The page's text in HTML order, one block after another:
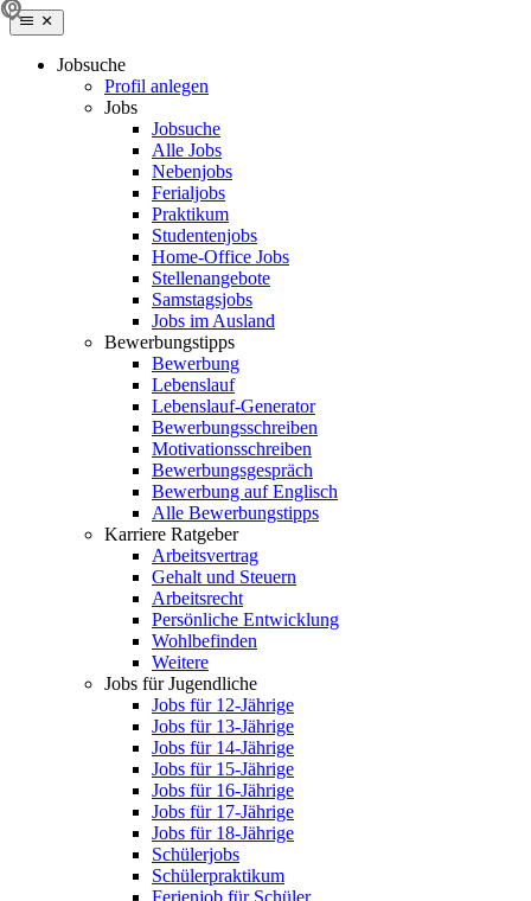
Jobsuche
Profil anlegen
Jobs
Jobsuche
Alle Jobs
Nebenjobs
Ferialjobs
Praktikum
Studentenjobs
Home-Office Jobs
Stellenangebote
Samstagsjobs
Jobs im Ausland
Bewerbungstipps
Bewerbung
Lebenslauf
Lebenslauf-Generator
Bewerbungsschreiben
Motivationsschreiben
Bewerbungsgespräch
Bewerbung auf Englisch
Alle Bewerbungstipps
Karriere Ratgeber
Arbeitsvertrag
Gehalt und Steuern
Arbeitsrecht
Persönliche Entwicklung
Wohlbefinden
Weitere
Jobs für Jugendliche
Jobs für 12-Jährige
Jobs für 13-Jährige
Jobs für 14-Jährige
Jobs für 15-Jährige
Jobs für 16-Jährige
Jobs für 17-Jährige
Jobs für 18-Jährige
Schülerjobs
Schülerpraktikum
Ferienjob für Schüler